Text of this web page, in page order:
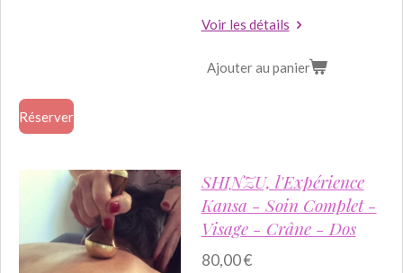
Voir les détails
Ajouter au panier
Réserver
SHINZU, l'Expérience
Kansa - Soin Complet -
Visage - Crâne - Dos
80,00 €